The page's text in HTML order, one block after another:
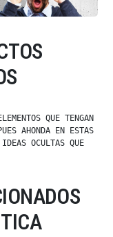
QUE TENGAN
AHONDA EN ESTAS
OCULTAS QUE